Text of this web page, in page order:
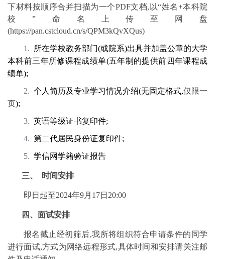
下材料按顺序合并扫描为一个PDF文档,以“姓名+本科院
校”命名上传至网盘
(https://pan.cstcloud.cn/s/QPM3kQvXQus)
1.
所在学校教务部门(或院系)出具并加盖公章的大学
本科前三年所修课程成绩单(五年制的提供前四年课程成
绩单);
2. 个人简历及专业学习情况介绍(无固定格式,仅限一
页);
3. 英语等级证书复印件;
4. 第二代居民身份证复印件;
5. 学信网学籍验证报告
三、 时间安排
即日起至2024年9月17日20:00
四、 面试安排
报名截止经初筛后,我所将组织符合申请条件的同学
进行面试,方式为网络远程形式,具体时间和安排请关注邮